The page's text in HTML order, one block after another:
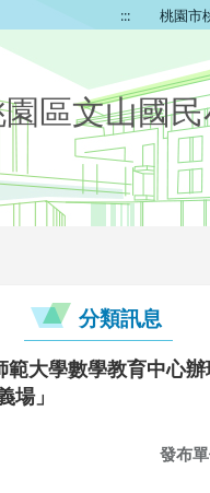
::: 桃園市
區文山國
分類訊息
範大學數學教育中心
場」
發布單